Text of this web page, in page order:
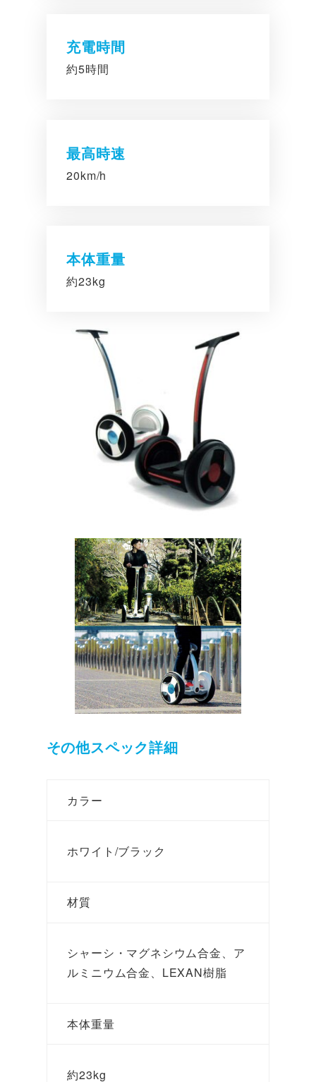
充電時間
約5時間
最高時速
20km/h
本体重量
約23kg
その他スペック詳細
カラー
ホワイト/ブラック
材質
シャーシ・マグネシウム合金、ア
ルミニウム合金、LEXAN樹脂
本体重量
約23kg